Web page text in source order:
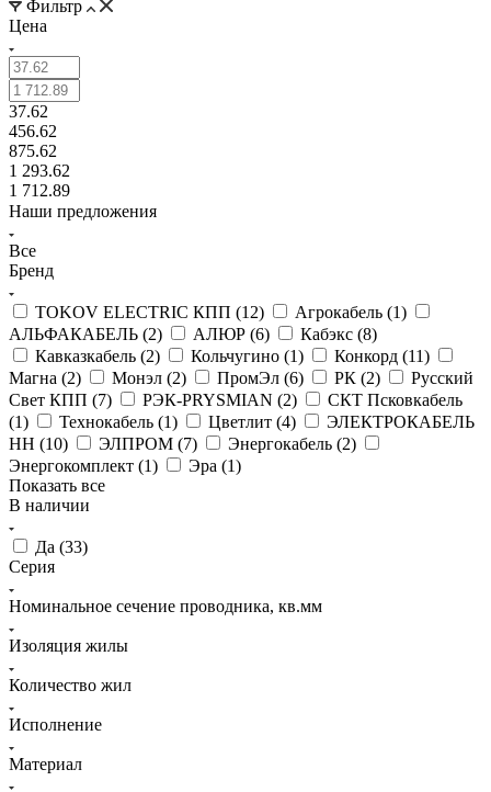
Фильтр
Цена
37.62
456.62
875.62
1 293.62
1 712.89
Наши предложения
Все
Бренд
TOKOV ELECTRIC КПП (12) Агрокабель (1)
АЛЬФАКАБЕЛЬ (2) АЛЮР (6) Кабэкс (8)
Кавказкабель (2) Кольчугино (1) Конкорд (11)
Магна (2) Монэл (2) ПромЭл (6) РК (2)
Русский
Свет КПП (7) РЭК-PRYSMIAN (2)
СКТ Псковкабель
(1) Технокабель (1) Цветлит (4)
ЭЛЕКТРОКАБЕЛЬ
НН (10) ЭЛПРОМ (7) Энергокабель (2)
Энергокомплект (1) Эра (1)
Показать все
В наличии
Да (33)
Серия
Номинальное сечение проводника, кв.мм
Изоляция жилы
Количество жил
Исполнение
Материал